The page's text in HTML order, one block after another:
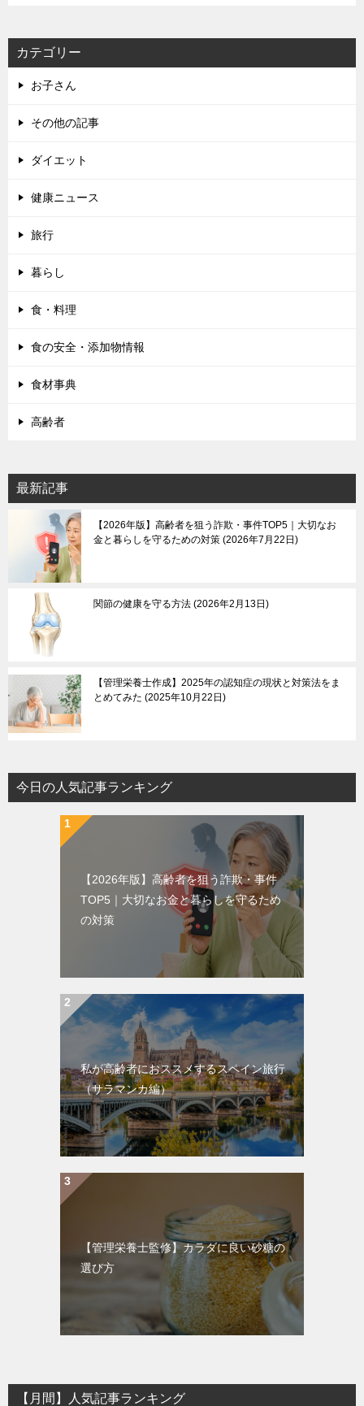
カテゴリー
お子さん
その他の記事
ダイエット
健康ニュース
旅行
暮らし
食・料理
食の安全・添加物情報
食材事典
高齢者
最新記事
【2026年版】高齢者を狙う詐欺・事件TOP5｜大切なお
金と暮らしを守るための対策 2026年7月22日
関節の健康を守る方法 2026年2月13日
【管理栄養士作成】2025年の認知症の現状と対策法をま
とめてみた 2025年10月22日
今日の人気記事ランキング
【2026年版】高齢者を狙う詐欺・事件
TOP5｜大切なお金と暮らしを守るため
の対策
私が高齢者におススメするスペイン旅行
（サラマンカ編）
【管理栄養士監修】カラダに良い砂糖の
選び方
【月間】人気記事ランキング